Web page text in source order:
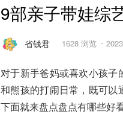
9部亲子带娃综
省钱君 1628 浏览
对于新手爸妈或喜欢小孩子
和熊孩的打闹日常，既可以
下面就来盘点盘点有哪些好